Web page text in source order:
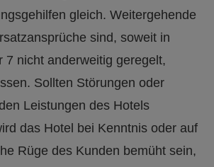
gleich. Weitergehende
sind, soweit in
7 nicht anderweitig geregelt,
Sollten Störungen oder
Leistungen des Hotels
das Hotel bei Kenntnis oder auf
Rüge des Kunden bemüht sein,